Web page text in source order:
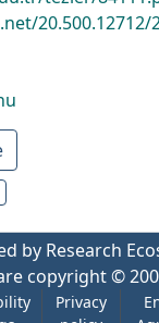
20.500.12712/
by Research
copyright ©
Privacy